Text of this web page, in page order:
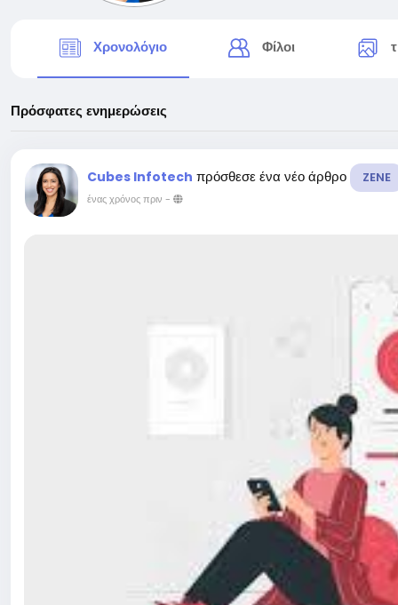
Χρονολόγιο Φίλοι
Πρόσφατες ενημερώσεις
Cubes Infotech πρόσθεσε ένα νέο άρθρο ZENE
ένας χρόνος πριν -